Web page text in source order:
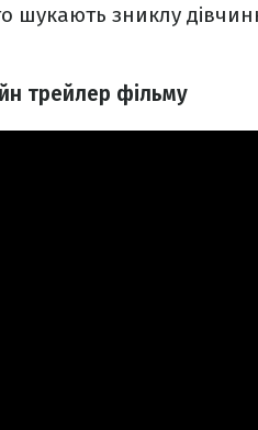
шукають зниклу
трейлер фільму